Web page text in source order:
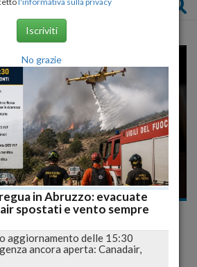
aumenteranno
infettive
Iscriviti
No grazie
in Abruzzo: evacuate
spostati e vento sempre
aggiornamento delle 15:30
ancora aperta: Canadair,